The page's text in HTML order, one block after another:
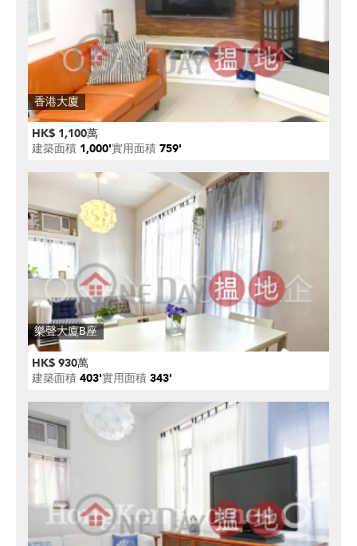
香港大廈
HK$ 1,100萬
建築面積 1,000'實用面積 759'
樂聲大廈B座
HK$ 930萬
建築面積 403'實用面積 343'